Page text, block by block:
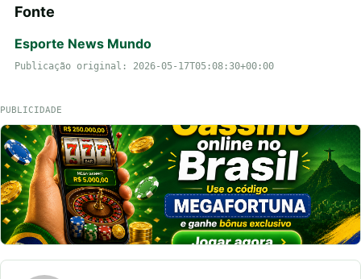
Fonte
Esporte News Mundo
Publicação original: 2026-05-17T05:08:30+00:00
PUBLICIDADE